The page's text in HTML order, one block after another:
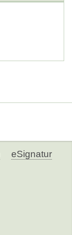
eSignatur